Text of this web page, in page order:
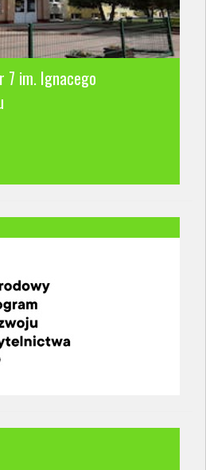
7 im. Ignacego